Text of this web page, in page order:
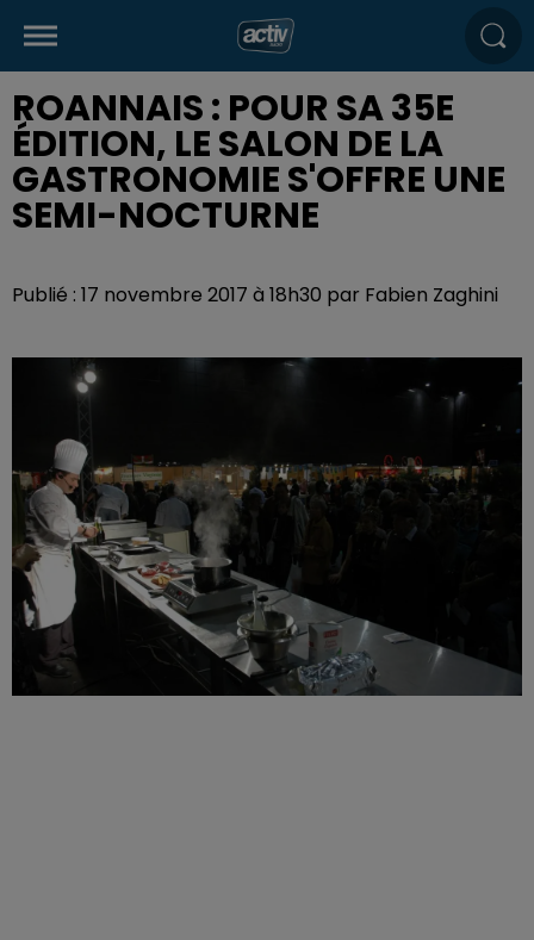
ROANNAIS : POUR SA 35E
ÉDITION, LE SALON DE LA
GASTRONOMIE S'OFFRE UNE
SEMI-NOCTURNE
Publié : 17 novembre 2017 à 18h30 par Fabien Zaghini